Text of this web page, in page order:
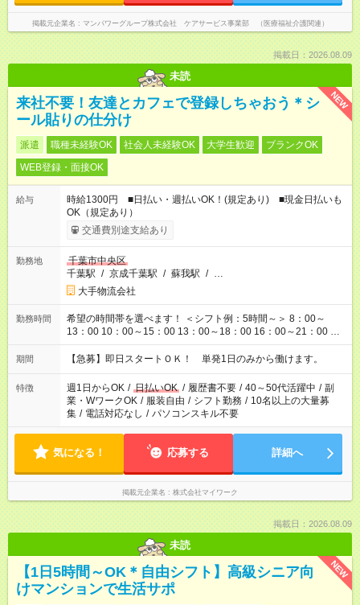
掲載元企業名 マンパワーグループ株式会社 ケアサービス事業部 （医療福祉介護関連）
掲載日：2026.08.09
未読
NEW
来社不要！友達とカフェで登録しちゃおう＊シ
ール貼りの仕分け
派遣 職種未経験OK 社会人未経験OK 大学生歓迎
ブランクOK
WEB登録・面接OK
給与
時給1300円 ■日払い・週払いOK！(規定あり) ■現金日払いも
OK（規定あり）
交通費別途支給あり
勤務地
千葉市中央区
千葉駅 / 京成千葉駅 / 蘇我駅 / …
大手物流会社
勤務時間
希望の時間帯を選べます！ ＜シフト例：5時間～＞ 8：00～
13：00 10：00～15：00 13：00～18：00 16：00～21：00 ＜
シフト例：8時間～＞ ・10：00～19：00 ・13：00～22：00 ・
22：00～翌6：00 など！是非ご希望をお聞かせください！
期間 【急募】即日スタートＯＫ！ 単発1日のみから働けます。
特徴 週1日からOK / 日払いOK / 履歴書不要 / 40～50代活躍中 / 副
業・WワークOK / 服装自由 / シフト勤務 / 10名以上の大量募
集 / 電話対応なし / パソコンスキル不要
気になる！ 応募する 詳細へ
掲載元企業名 株式会社マイワーク
掲載日：2026.08.09
未読
NEW
【1日5時間～OK＊自由シフト】高級シニア向
けマンションで生活サポ